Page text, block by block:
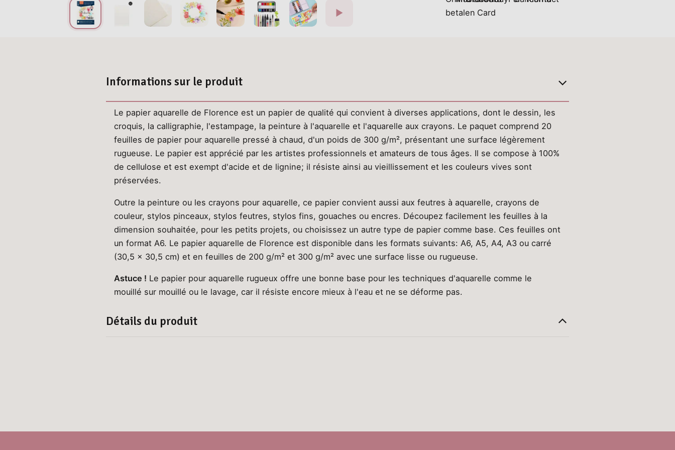
Informations sur le produit
Le papier aquarelle de Florence est un papier de qualité qui convient à diverses applications, dont le dessin, les
croquis, la calligraphie, l'estampage, la peinture à l'aquarelle et l'aquarelle aux crayons. Le paquet comprend 20
feuilles de papier pour aquarelle pressé à chaud, d'un poids de 300 g/m², présentant une surface légèrement
rugueuse. Le papier est apprécié par les artistes professionnels et amateurs de tous âges. Il se compose à 100%
de cellulose et est exempt d'acide et de lignine; il résiste ainsi au vieillissement et les couleurs vives sont
préservées.
Outre la peinture ou les crayons pour aquarelle, ce papier convient aussi aux feutres à aquarelle, crayons de
couleur, stylos pinceaux, stylos feutres, stylos fins, gouaches ou encres. Découpez facilement les feuilles à la
dimension souhaitée, pour les petits projets, ou choisissez un autre type de papier comme base. Ces feuilles ont
un format A6. Le papier aquarelle de Florence est disponible dans les formats suivants: A6, A5, A4, A3 ou carré
(30,5 x 30,5 cm) et en feuilles de 200 g/m² et 300 g/m² avec une surface lisse ou rugueuse.
Astuce ! Le papier pour aquarelle rugueux offre une bonne base pour les techniques d'aquarelle comme le
mouillé sur mouillé ou le lavage, car il résiste encore mieux à l'eau et ne se déforme pas.
Détails du produit